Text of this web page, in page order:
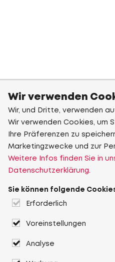
Wir verwenden
Wir, und Dritte, verwenden
Wir verwenden Cookies, um
Ihre Präferenzen zu
Marketingzwecke und zur
Weitere Infos finden Sie in
Datenschutzerklärung.
Sie können folgende
Erforderlich
Voreinstellungen
Analyse